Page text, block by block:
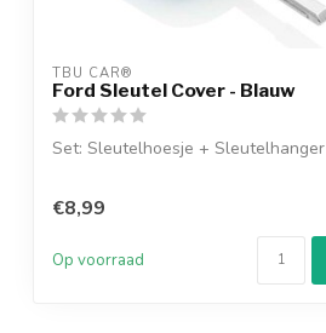
TBU CAR®
Ford Sleutel Cover - Blauw
Set: Sleutelhoesje + Sleutelhanger
€8,99
Op voorraad